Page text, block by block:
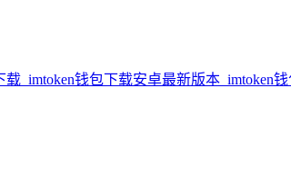
载_imtoken钱包下载安卓最新版本_imtoken